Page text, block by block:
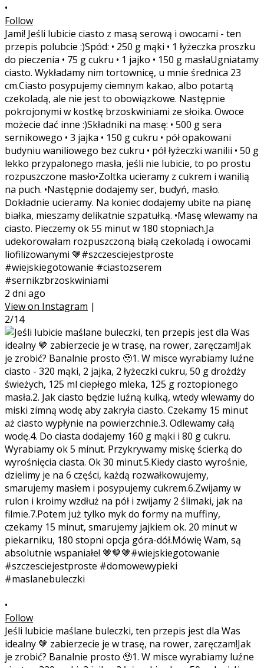
•
Follow
Jami! Jeśli lubicie ciasto z masą serową i owocami - ten
przepis polubcie :)Spód: • 250 g mąki • 1 łyżeczka proszku
do pieczenia • 75 g cukru • 1 jajko • 150 g masłaUgniatamy
ciasto. Wykładamy nim tortownicę, u mnie średnica 23
cm.Ciasto posypujemy ciemnym kakao, albo potartą
czekoladą, ale nie jest to obowiązkowe. Następnie
pokrojonymi w kostkę brzoskwiniami ze słoika. Owoce
możecie dać inne :)Składniki na masę: • 500 g sera
sernikowego • 3 jajka • 150 g cukru • pół opakowani
budyniu waniliowego bez cukru • pół łyżeczki wanilii • 50 g
lekko przypalonego masła, jeśli nie lubicie, to po prostu
rozpuszczone masło•Zoltka ucieramy z cukrem i wanilią
na puch. •Następnie dodajemy ser, budyń, masło.
Dokładnie ucieramy. Na koniec dodajemy ubite na pianę
białka, mieszamy delikatnie szpatułką. •Masę wlewamy na
ciasto. Pieczemy ok 55 minut w 180 stopniach.Ja
udekorowałam rozpuszczoną białą czekoladą i owocami
liofilizowanymi 🤎#szczesciejestproste
#wiejskiegotowanie #ciastozserem
#sernikzbrzoskwiniami
2 dni ago
View on Instagram |
2/14
•
Follow
Jeśli lubicie maślane buleczki, ten przepis jest dla Was
idealny 🤎 zabierzecie je w trasę, na rower, zaręczam!Jak
je zrobić? Banalnie prosto 🥹1. W misce wyrabiamy luźne